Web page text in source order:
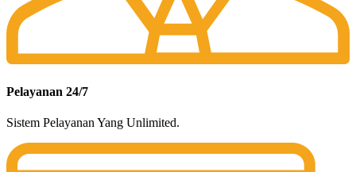
Pelayanan 24/7
Sistem Pelayanan Yang Unlimited.